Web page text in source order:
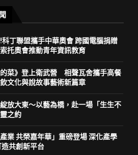
丁聯盟攜手中華奧會 跨國電腦捐贈
托奧會推動青年資訊教育
的菜》登上衛武營 相聲瓦舍攜手高餐
文化與說故事藝術新篇章
放大東～以藝為橋，赴一場「生生不
之約
產業 共榮嘉年華」重磅登場 深化產學
共創新平台